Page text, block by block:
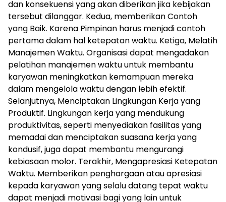
dan konsekuensi yang akan diberikan jika kebijakan
tersebut dilanggar. Kedua, memberikan Contoh
yang Baik. Karena Pimpinan harus menjadi contoh
pertama dalam hal ketepatan waktu. Ketiga, Melatih
Manajemen Waktu. Organisasi dapat mengadakan
pelatihan manajemen waktu untuk membantu
karyawan meningkatkan kemampuan mereka
dalam mengelola waktu dengan lebih efektif.
Selanjutnya, Menciptakan Lingkungan Kerja yang
Produktif. Lingkungan kerja yang mendukung
produktivitas, seperti menyediakan fasilitas yang
memadai dan menciptakan suasana kerja yang
kondusif, juga dapat membantu mengurangi
kebiasaan molor. Terakhir, Mengapresiasi Ketepatan
Waktu. Memberikan penghargaan atau apresiasi
kepada karyawan yang selalu datang tepat waktu
dapat menjadi motivasi bagi yang lain untuk